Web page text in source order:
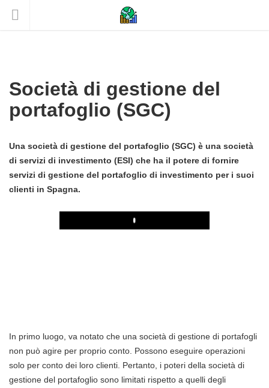
Società di gestione del
portafoglio (SGC)
Una società di gestione del portafoglio (SGC) è una società
di servizi di investimento (ESI) che ha il potere di fornire
servizi di gestione del portafoglio di investimento per i suoi
clienti in Spagna.
Play
In primo luogo, va notato che una società di gestione di portafogli
non può agire per proprio conto. Possono eseguire operazioni
solo per conto dei loro clienti. Pertanto, i poteri della società di
gestione del portafoglio sono limitati rispetto a quelli degli